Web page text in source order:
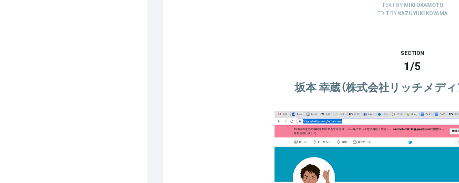
TEXT BYMIKI OKAMOTO
EDIT BYKAZUYUKI KOYAMA
SECTION
1/5
坂本 幸蔵（株式会社リッチメディ